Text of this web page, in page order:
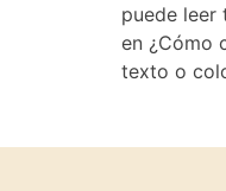
puede leer
en ¿Cómo
texto o